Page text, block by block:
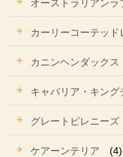
オーストラリアン
カーリーコーテッド
カニンヘンダックス
キャバリア・キン
グレートピレニーズ
ケアーンテリア (4)